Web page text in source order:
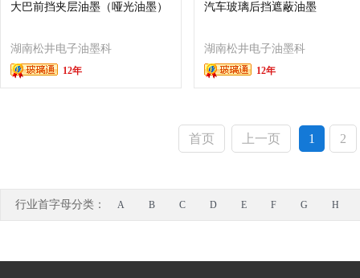
大巴前挡夹层油墨（哑光油墨）
湖南松井电子油墨科
技有限公司12年
汽车玻璃后挡遮蔽油墨
湖南松井电子油墨科
技有限公司12年
首页 上一页 1 2
行业首字母分类： A B C D E F G H